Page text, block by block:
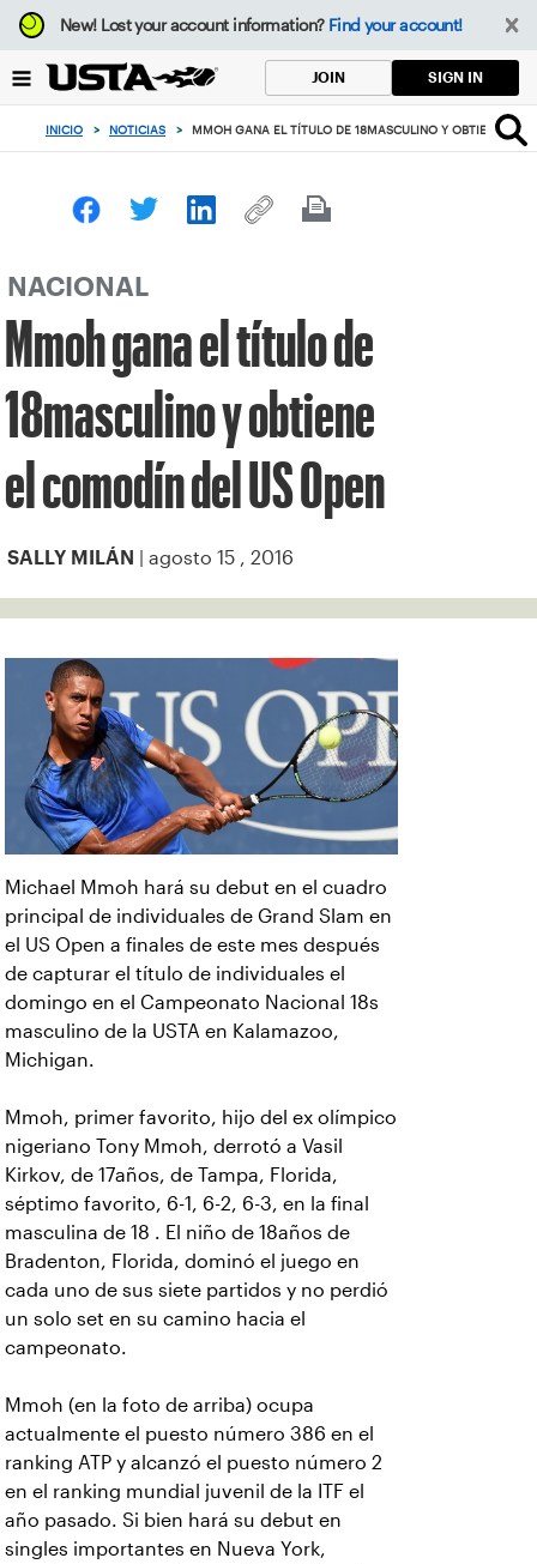
Enfoque
desde
botón
volver
principio
New!Lost your account information? Find your account!
JOIN SIGN IN
INICIO > NOTICIAS > MMOH GANA EL TÍTULO DE 18MASCULINO Y OBTIENE EL
NACIONAL
Mmoh gana el título de
18masculino y obtiene
el comodín del US Open
SALLY MILÁN | agosto 15 , 2016
Michael Mmoh hará su debut en el cuadro
principal de individuales de Grand Slam en
el US Open a finales de este mes después
de capturar el título de individuales el
domingo en el Campeonato Nacional 18s
masculino de la USTA en Kalamazoo,
Michigan.
Mmoh, primer favorito, hijo del ex olímpico
nigeriano Tony Mmoh, derrotó a Vasil
Kirkov, de 17años, de Tampa, Florida,
séptimo favorito, 6-1, 6-2, 6-3, en la final
masculina de 18 . El niño de 18años de
Bradenton, Florida, dominó el juego en
cada uno de sus siete partidos y no perdió
un solo set en su camino hacia el
campeonato.
Mmoh (en la foto de arriba) ocupa
actualmente el puesto número 386 en el
ranking ATP y alcanzó el puesto número 2
en el ranking mundial juvenil de la ITF el
año pasado. Si bien hará su debut en
singles importantes en Nueva York,